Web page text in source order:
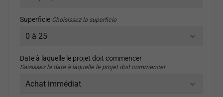
Superficie Choisissez la superficie
Date à laquelle le projet doit commencer
Saisissez la date à laquelle le projet doit commencer